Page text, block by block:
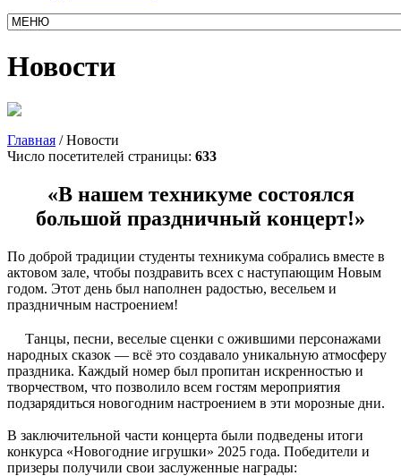
Новости
Главная /Новости
Число посетителей страницы: 633
«В нашем техникуме состоялся
большой праздничный концерт!»
По доброй традиции студенты техникума собрались вместе в
актовом зале, чтобы поздравить всех с наступающим Новым
годом. Этот день был наполнен радостью, весельем и
праздничным настроением!
Танцы, песни, веселые сценки с ожившими персонажами
народных сказок — всё это создавало уникальную атмосферу
праздника. Каждый номер был пропитан искренностью и
творчеством, что позволило всем гостям мероприятия
подзарядиться новогодним настроением в эти морозные дни.
В заключительной части концерта были подведены итоги
конкурса «Новогодние игрушки» 2025 года. Победители и
призеры получили свои заслуженные награды: